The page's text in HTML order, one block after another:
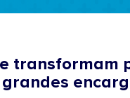
transformam